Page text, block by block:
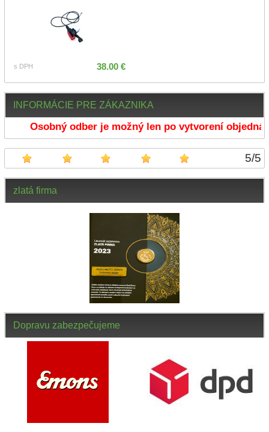
INFORMÁCIE PRE ZÁKAZNIKA
Osobný odber je možný len po vytvorení
5/5
zlatá firma
Dopravu zabezpečujeme
s DPH 38.00 €